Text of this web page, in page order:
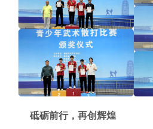
砥砺前行，再创辉煌